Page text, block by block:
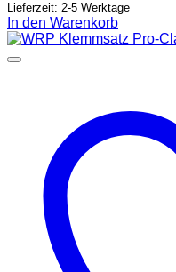
Lieferzeit: 2-5 Werktage
In den Warenkorb